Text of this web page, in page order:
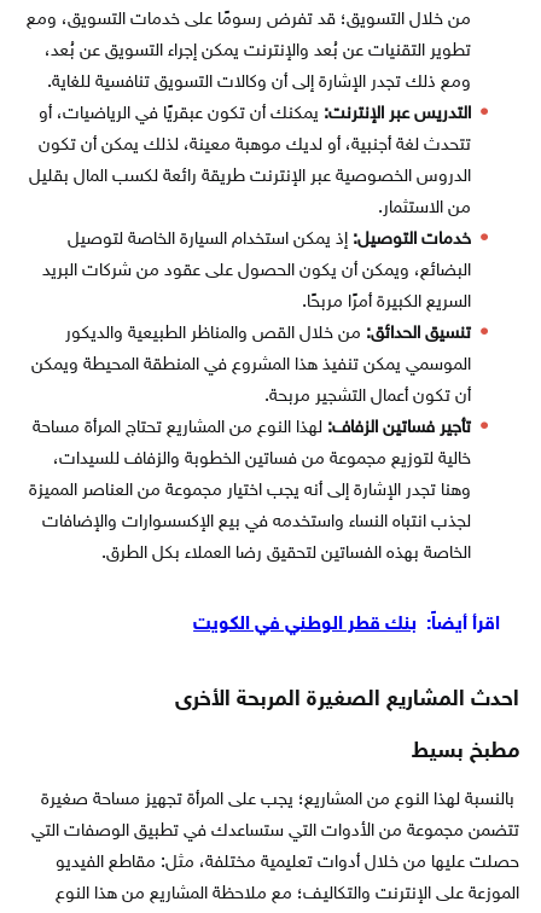
من خلال التسويق؛ قد تفرض رسومًا على خدمات التسويق، ومع
تطوير التقنيات عن بُعد والإنترنت يمكن إجراء التسويق عن بُعد،
ومع ذلك تجدر الإشارة إلى أن وكالات التسويق تنافسية للغاية.
التدريس عبر الإنترنت: يمكنك أن تكون عبقريًا في الرياضيات، أو
تتحدث لغة أجنبية، أو لديك موهبة معينة، لذلك يمكن أن تكون
الدروس الخصوصية عبر الإنترنت طريقة رائعة لكسب المال بقليل
من الاستثمار.
خدمات التوصيل: إذ يمكن استخدام السيارة الخاصة لتوصيل
البضائع، ويمكن أن يكون الحصول على عقود من شركات البريد
السريع الكبيرة أمرًا مربحًا.
تنسيق الحدائق: من خلال القص والمناظر الطبيعية والديكور
الموسمي يمكن تنفيذ هذا المشروع في المنطقة المحيطة ويمكن
أن تكون أعمال التشجير مربحة.
تأجير فساتين الزفاف: لهذا النوع من المشاريع تحتاج المرأة مساحة
خالية لتوزيع مجموعة من فساتين الخطوبة والزفاف للسيدات،
وهنا تجدر الإشارة إلى أنه يجب اختيار مجموعة من العناصر المميزة
لجذب انتباه النساء واستخدمه في بيع الإكسسوارات والإضافات
الخاصة بهذه الفساتين لتحقيق رضا العملاء بكل الطرق.
اقرأ أيضاً: بنك قطر الوطني في الكويت
احدث المشاريع الصغيرة المربحة الأخرى
مطبخ بسيط
بالنسبة لهذا النوع من المشاريع؛ يجب على المرأة تجهيز مساحة صغيرة
تتضمن مجموعة من الأدوات التي ستساعدك في تطبيق الوصفات التي
حصلت عليها من خلال أدوات تعليمية مختلفة، مثل: مقاطع الفيديو
الموزعة على الإنترنت والتكاليف؛ مع ملاحظة المشاريع من هذا النوع